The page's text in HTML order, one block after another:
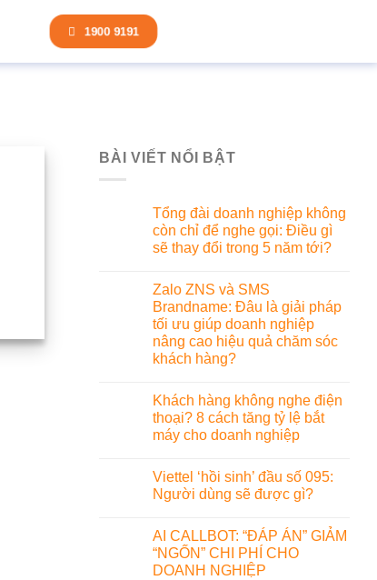
1900 9191
BÀI VIẾT NỔI BẬT
Tổng đài doanh nghiệp không
còn chỉ để nghe gọi: Điều gì
sẽ thay đổi trong 5 năm tới?
Zalo ZNS và SMS
Brandname: Đâu là giải pháp
tối ưu giúp doanh nghiệp
nâng cao hiệu quả chăm sóc
khách hàng?
Khách hàng không nghe điện
thoại? 8 cách tăng tỷ lệ bắt
máy cho doanh nghiệp
Viettel ‘hồi sinh’ đầu số 095:
Người dùng sẽ được gì?
AI CALLBOT: “ĐÁP ÁN” GIẢM
“NGỐN” CHI PHÍ CHO
DOANH NGHIỆP